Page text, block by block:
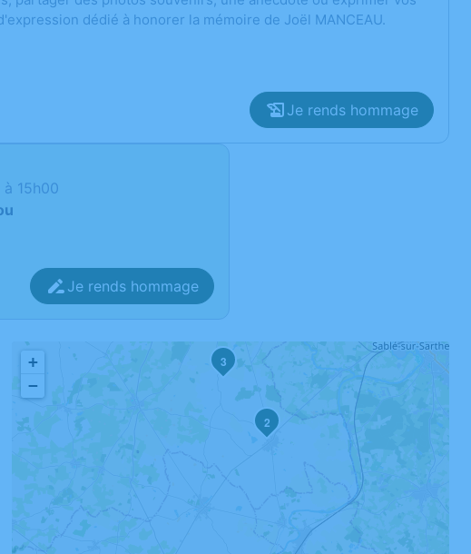
dédié à honorer la mémoire de Joël MANCEAU.
Je rends hommage
15h00
Je rends hommage
2
3
+
−